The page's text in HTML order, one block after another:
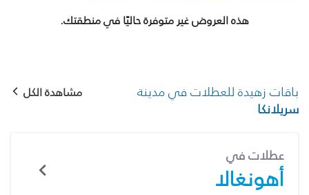
هذه العروض غير متوفرة حاليًا في منطقتك.
باقات زهيدة للعطلات في مدينة
سريلانكا
مشاهدة الكل
عطلات في
أهونغالا